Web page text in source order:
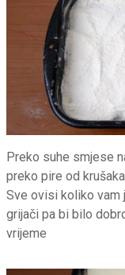
Preko suhe smjese
preko pire od
Sve ovisi koliko vam
grijači pa bi bilo
vrijeme